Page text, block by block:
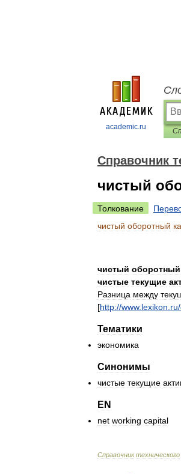
academic.ru
Справочник
чистый
Толкование
чистый оборотный
чистый оборотный
чистые текущие
Разница между
[http://www. lexikon ru/
Тематики
экономика
Синонимы
чистые текущие
EN
net working capital
Справочник технического